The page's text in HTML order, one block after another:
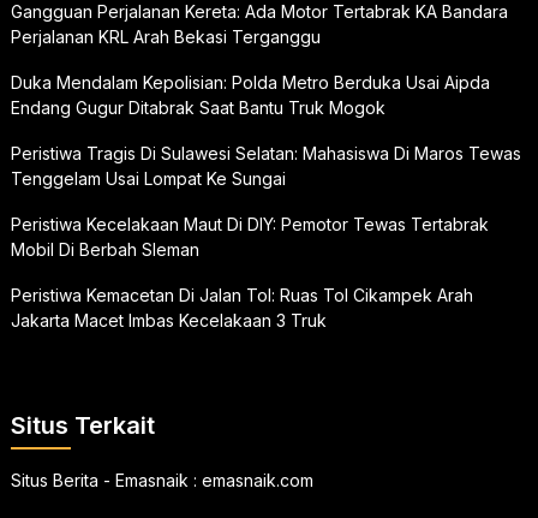
Gangguan Perjalanan Kereta: Ada Motor Tertabrak KA Bandara
Perjalanan KRL Arah Bekasi Terganggu
Duka Mendalam Kepolisian: Polda Metro Berduka Usai Aipda
Endang Gugur Ditabrak Saat Bantu Truk Mogok
Peristiwa Tragis Di Sulawesi Selatan: Mahasiswa Di Maros Tewas
Tenggelam Usai Lompat Ke Sungai
Peristiwa Kecelakaan Maut Di DIY: Pemotor Tewas Tertabrak
Mobil Di Berbah Sleman
Peristiwa Kemacetan Di Jalan Tol: Ruas Tol Cikampek Arah
Jakarta Macet Imbas Kecelakaan 3 Truk
Situs Terkait
Situs Berita - Emasnaik : emasnaik.com